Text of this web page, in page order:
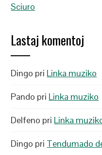
Sciuro
Lastaj komentoj
Dingo pri Linka muziko
Pando pri Linka muziko
Delfeno pri Linka
Dingo pri Tendumado